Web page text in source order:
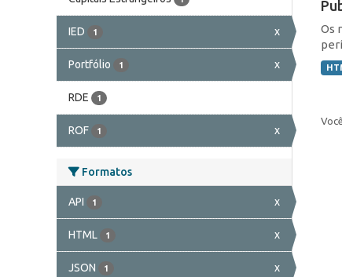
IED 1 x
Portfólio 1 x
RDE 1
ROF 1 x
Formatos
API 1 x
HTML 1 x
JSON 1 x
Os